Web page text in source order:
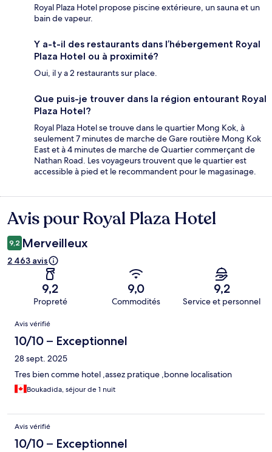
Royal Plaza Hotel propose piscine extérieure, un sauna et un
bain de vapeur.
Y a-t-il des restaurants dans l’hébergement Royal
Plaza Hotel ou à proximité?
Oui, il y a 2 restaurants sur place.
Que puis-je trouver dans la région entourant Royal
Plaza Hotel?
Royal Plaza Hotel se trouve dans le quartier Mong Kok, à
seulement 7 minutes de marche de Gare routière Mong Kok
East et à 4 minutes de marche de Quartier commerçant de
Nathan Road. Les voyageurs trouvent que le quartier est
accessible à pied et le recommandent pour le magasinage.
Avis
Avis pour Royal Plaza Hotel
9,2 Merveilleux
2 463 avis
9,2
Propreté
9,0
Commodités
9,2
Service et personnel
Avis
Avis vérifié
10/10 – Exceptionnel
28 sept. 2025
Tres bien comme hotel ,assez pratique ,bonne localisation
Boukadida, séjour de 1 nuit
Avis vérifié
10/10 – Exceptionnel